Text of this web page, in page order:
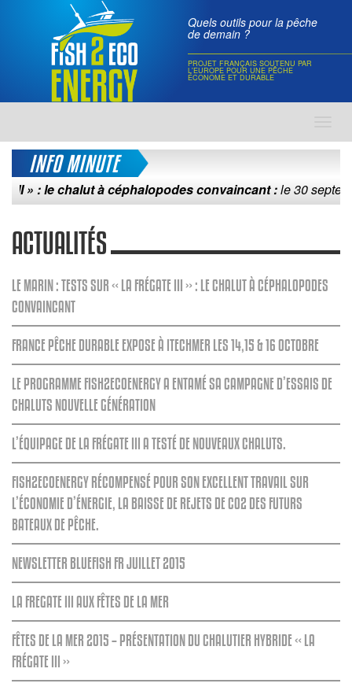
Quels outils pour la pêche
de demain ?
PROJET FRANÇAIS SOUTENU PAR
L'EUROPE POUR UNE PÊCHE
ÉCONOME ET DURABLE
INFO MINUTE
le chalut à céphalopodes convaincant :le 30 septembre
ACTUALITÉS
LE MARIN : TESTS SUR « LA FRÉGATE III » : LE CHALUT À CÉPHALOPODES
CONVAINCANT
FRANCE PÊCHE DURABLE EXPOSE À ITECHMER LES 14,15 & 16 OCTOBRE
LE PROGRAMME FISH2ECOENERGY A ENTAMÉ SA CAMPAGNE D’ESSAIS DE
CHALUTS NOUVELLE GÉNÉRATION
L’ÉQUIPAGE DE LA FRÉGATE III A TESTÉ DE NOUVEAUX CHALUTS.
FISH2ECOENERGY RÉCOMPENSÉ POUR SON EXCELLENT TRAVAIL SUR
L’ÉCONOMIE D’ÉNERGIE, LA BAISSE DE REJETS DE C02 DES FUTURS
BATEAUX DE PÊCHE.
NEWSLETTER BLUEFISH FR JUILLET 2015
LA FREGATE III AUX FÊTES DE LA MER
FÊTES DE LA MER 2015 – PRÉSENTATION DU CHALUTIER HYBRIDE « LA
FRÉGATE III »